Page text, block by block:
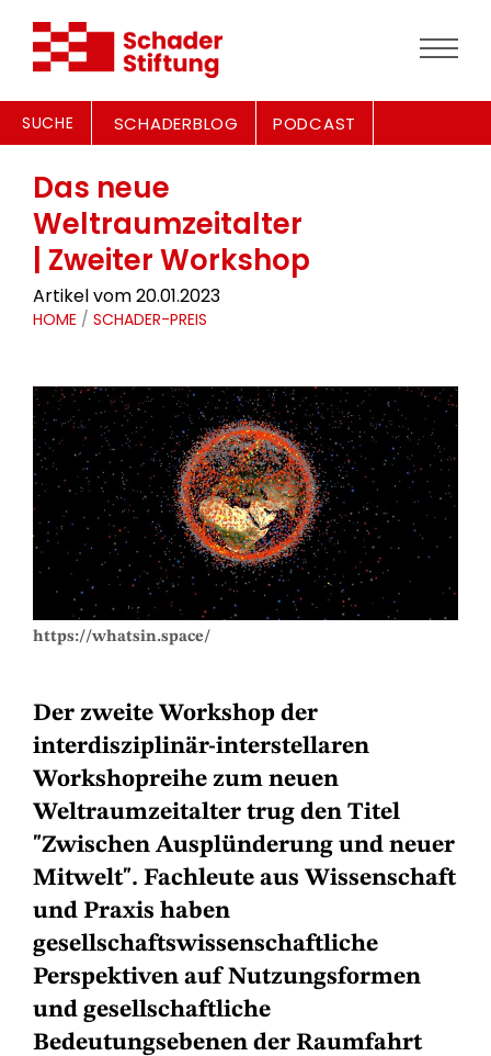
SUCHE SCHADERBLOG PODCAST
Das neue
Weltraumzeitalter
| Zweiter Workshop
Artikel vom 20.01.2023
HOME / SCHADER-PREIS
https://whatsin.space/
Der zweite Workshop der
interdisziplinär-interstellaren
Workshopreihe zum neuen
Weltraumzeitalter trug den Titel
"Zwischen Ausplünderung und neuer
Mitwelt". Fachleute aus Wissenschaft
und Praxis haben
gesellschaftswissenschaftliche
Perspektiven auf Nutzungsformen
und gesellschaftliche
Bedeutungsebenen der Raumfahrt